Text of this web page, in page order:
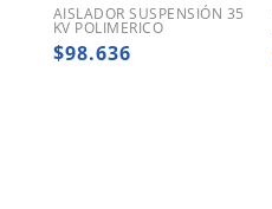
AISLADOR SUSPENSIÓN 35
KV POLIMERICO
$98.636